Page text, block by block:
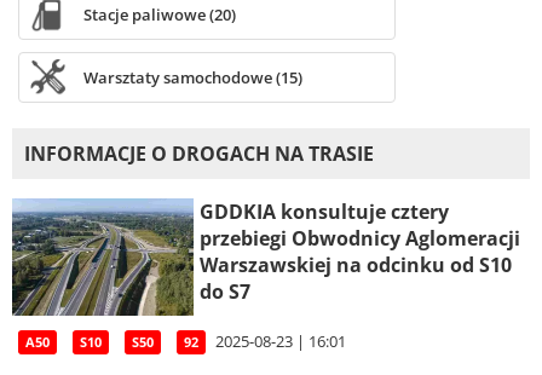
Stacje paliwowe (20)
Warsztaty samochodowe (15)
INFORMACJE O DROGACH NA TRASIE
GDDKIA konsultuje cztery
przebiegi Obwodnicy Aglomeracji
Warszawskiej na odcinku od S10
do S7
A50 S10 S50 92 2025-08-23 | 16:01